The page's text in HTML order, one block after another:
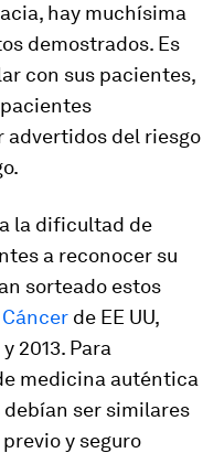
hay muchísima
demostrados. Es
con sus pacientes,
advertidos del riesgo
la dificultad de
a reconocer su
sorteado estos
de EE UU,
2013. Para
medicina auténtica
debían ser similares
y seguro